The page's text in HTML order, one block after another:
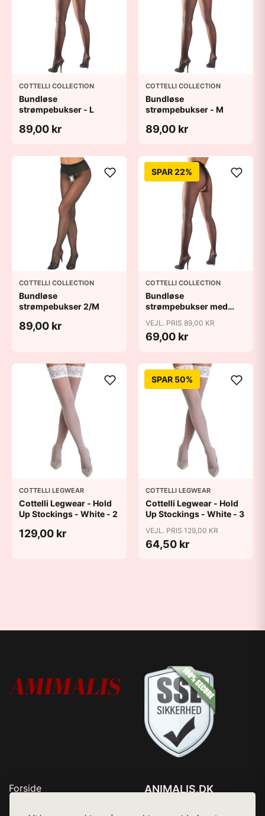
COTTELLI COLLECTION
Bundløse
strømpebukser - L
89,00 kr
COTTELLI COLLECTION
Bundløse
strømpebukser - M
89,00 kr
COTTELLI COLLECTION
Bundløse
strømpebukser 2/M
89,00 kr
SPAR 22%
COTTELLI COLLECTION
Bundløse
strømpebukser med
VEJL. PRIS 89,00 KR
69,00 kr
COTTELLI LEGWEAR
Cottelli Legwear - Hold
Up Stockings - White - 2
129,00 kr
SPAR 50%
COTTELLI LEGWEAR
Cottelli Legwear - Hold
Up Stockings - White - 3
VEJL. PRIS 129,00 KR
64,50 kr
Forside
ANIMALIS.DK